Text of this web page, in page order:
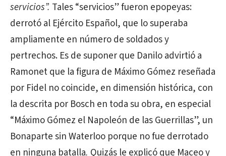
servicios”. Tales “servicios” fueron epopeyas:
derrotó al Ejército Español, que lo superaba
ampliamente en número de soldados y
pertrechos. Es de suponer que Danilo advirtió a
Ramonet que la figura de Máximo Gómez reseñada
por Fidel no coincide, en dimensión histórica, con
la descrita por Bosch en toda su obra, en especial
“Máximo Gómez el Napoleón de las Guerrillas”, un
Bonaparte sin Waterloo porque no fue derrotado
en ninguna batalla. Quizás le explicó que Maceo y